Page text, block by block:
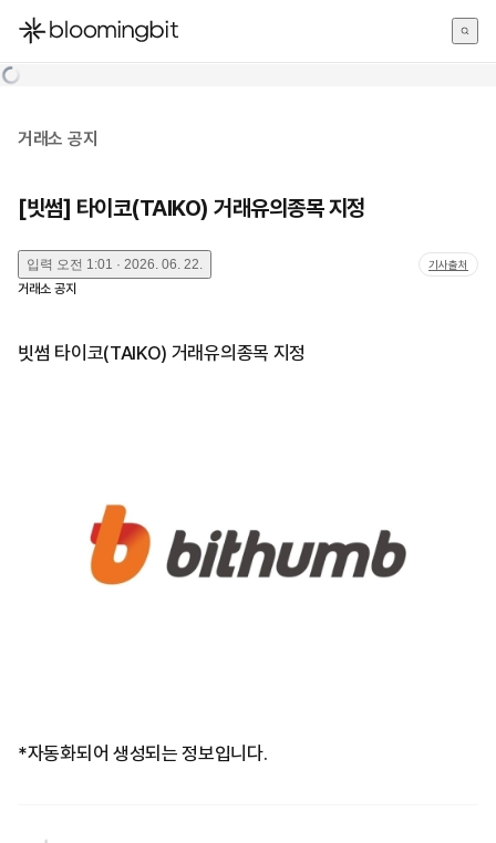
한국어
거래소 공지
[빗썸] 타이코(TAIKO) 거래유의종목 지정
입력 오전 1:01 · 2026. 06. 22. 기사출처
거래소 공지
빗썸 타이코(TAIKO) 거래유의종목 지정
*자동화되어 생성되는 정보입니다.